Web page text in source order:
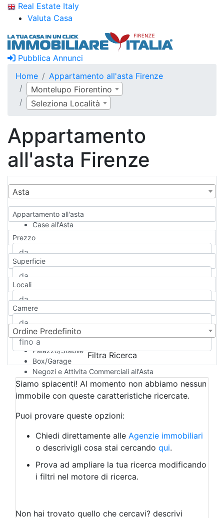
Real Estate Italy
Valuta Casa
Pubblica Annunci
Home
Appartamento all'asta Firenze
Montelupo Fiorentino
Seleziona Località
Appartamento
all'asta Firenze
Asta
Appartamento all'asta
Case all'Asta
Qualsiasi
Appartamento
Casa indipendente
Casa Semi-indipendente
Attico/Mansarda
Rustico/Casale
Camera d'Albergo
Multiproprietà
Palazzo/Stabile
Box/Garage
Negozi e Attivita Commerciali all'Asta
Qualsiasi
Attività/Licenza Commerciale
Azienda Agricola
Bar/Ristorante
Albergo
Laboratorio Artigianale
Negozio/locale commerciale
Agriturismo
Magazzini
Prezzo
Superficie
Locali
Camere
Ordine Predefinito
Filtra Ricerca
Siamo spiacenti! Al momento non abbiamo nessun
immobile con queste caratteristiche ricercate.
Puoi provare queste opzioni:
Chiedi direttamente alle Agenzie immobiliari
o descrivigli cosa stai cercando qui.
Prova ad ampliare la tua ricerca modificando
i filtri nel motore di ricerca.
Non hai trovato quello che cercavi? descrivi